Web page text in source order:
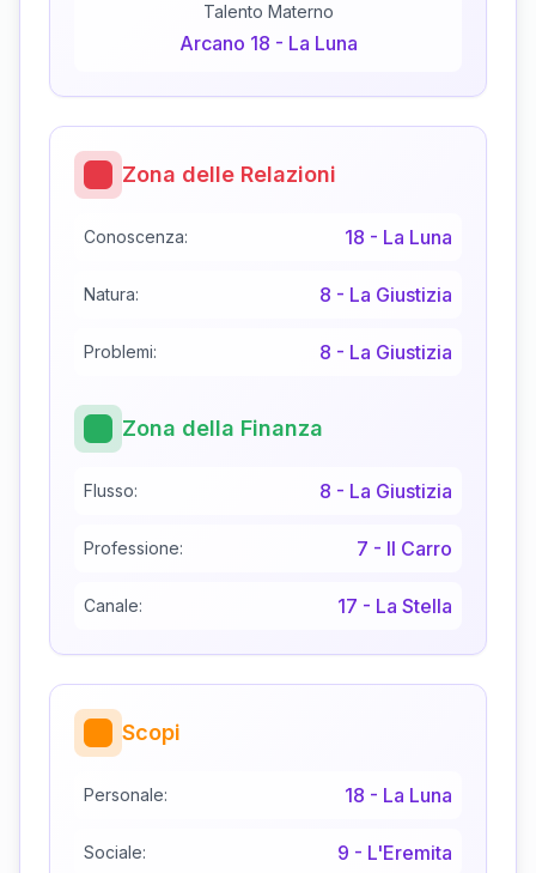
Talento Materno
Arcano 18 - La Luna
Zona delle Relazioni
Conoscenza: 18 - La Luna
Natura: 8 - La Giustizia
Problemi: 8 - La Giustizia
Zona della Finanza
Flusso: 8 - La Giustizia
Professione: 7 - Il Carro
Canale: 17 - La Stella
Scopi
Personale: 18 - La Luna
Sociale: 9 - L'Eremita